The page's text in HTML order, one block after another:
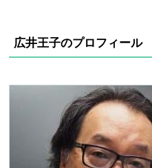
広井王子のプロフィール